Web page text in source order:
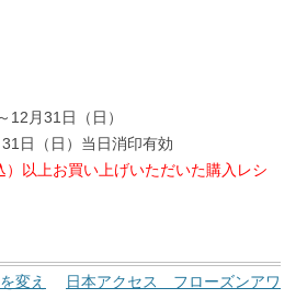
12月31日（日）
日（日）当日消印有効
以上お買い上げいただいた購入レシ
変え
日本アクセス フローズンアワ